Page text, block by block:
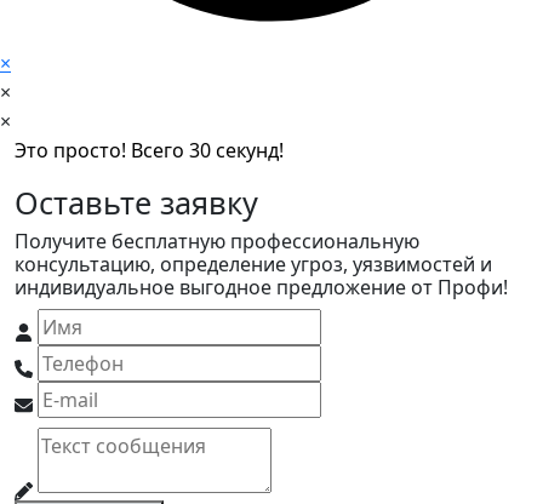
×
×
×
Это просто! Всего 30 секунд!
Оставьте заявку
Получите бесплатную профессиональную
консультацию, определение угроз, уязвимостей и
индивидуальное выгодное предложение от Профи!